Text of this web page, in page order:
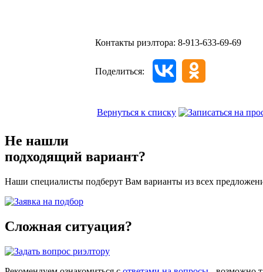
Контакты риэлтора: 8-913-633-69-69
Поделиться:
Вернуться к списку
Не нашли
подходящий вариант?
Наши специалисты подберут Вам варианты из всех
Сложная ситуация?